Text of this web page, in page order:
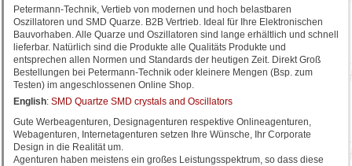
Petermann-Technik, Vertieb von modernen und hoch belastbaren
Oszillatoren und SMD Quarze. B2B Vertrieb. Ideal für Ihre Elektronischen
Bauvorhaben. Alle Quarze und Oszillatoren sind lange erhältlich und schnell
lieferbar. Natürlich sind die Produkte alle Qualitäts Produkte und
entsprechen allen Normen und Standards der heutigen Zeit. Direkt Groß
Bestellungen bei Petermann-Technik oder kleinere Mengen (Bsp. zum
Testen) im angeschlossenen Online Shop.
English: SMD Quartze SMD crystals and Oscillators
Gute Werbeagenturen, Designagenturen respektive Onlineagenturen,
Webagenturen, Internetagenturen setzen Ihre Wünsche, Ihr Corporate
Design in die Realität um.
Agenturen haben meistens ein großes Leistungsspektrum, so dass diese